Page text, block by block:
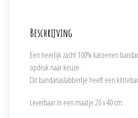
Beschrijving
Een heerlijk zacht 100% katoenen
opdruk naar keuze.
Dit bandanaslabbertje heeft een
Leverbaar in een maatje 20 x 40 cm.